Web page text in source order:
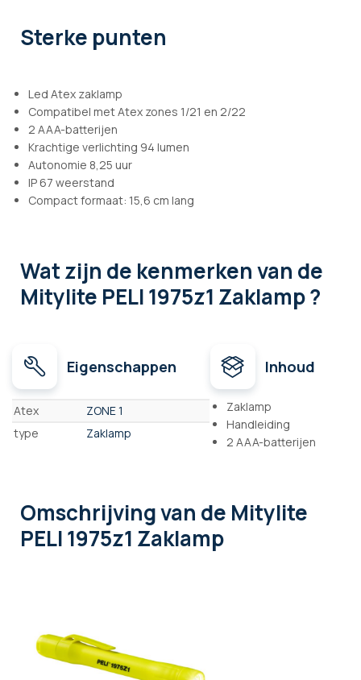
Sterke punten
Led Atex zaklamp
Compatibel met Atex zones 1/21 en 2/22
2 AAA-batterijen
Krachtige verlichting 94 lumen
Autonomie 8,25 uur
IP 67 weerstand
Compact formaat: 15,6 cm lang
Wat zijn de kenmerkenvan de
Mitylite PELI 1975z1 Zaklamp ?
Eigenschappen
Eigenschappen
Atex
ZONE 1
type
Zaklamp
Inhoud
Zaklamp
Handleiding
2 AAA-batterijen
Omschrijvingvan de Mitylite
PELI 1975z1 Zaklamp